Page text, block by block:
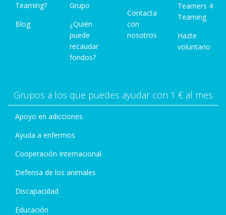
Teaming?
Blog
Grupo
¿Quién
puede
recaudar
fondos?
Contacta
con
nosotros
Teamers 4
Teaming
Hazte
voluntario
Grupos a los que puedes ayudar con 1 € al mes
Apoyo en adicciones
Ayuda a enfermos
Cooperación Internacional
Defensa de los animales
Discapacidad
Educación